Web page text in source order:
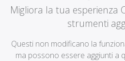
Migliora la tua esperienza
strumenti
Questi non modificano la
ma possono essere aggiunti a